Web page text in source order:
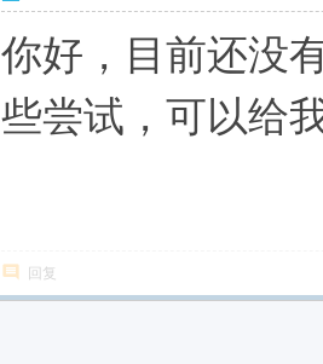
你好，目前还没
些尝试，可以给
回复